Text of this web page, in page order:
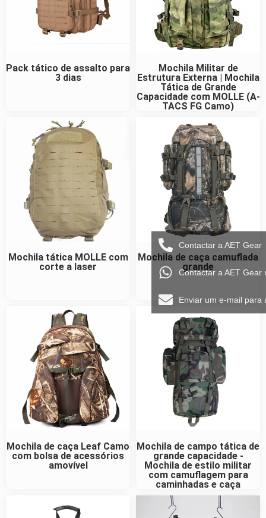
Pack tático de assalto para
3 dias
Mochila Militar de
Estrutura Externa | Mochila
Tática de Grande
Capacidade com MOLLE (A-
TACS FG Camo)
Mochila tática MOLLE com
corte a laser
Mochila de caça camuflada
grande
Mochila de caça Leaf Camo
com bolsa de acessórios
amovível
Mochila de campo tática de
grande capacidade -
Mochila de estilo militar
com camuflagem para
caminhadas e caça
Contactar a AET Gear
Contactar a AET Gear
Enviar um e-mail para